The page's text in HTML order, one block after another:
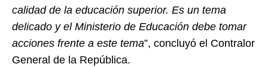
calidad de la educación superior. Es un tema
delicado y el Ministerio de Educación debe tomar
acciones frente a este tema”, concluyó el Contralor
General de la República.